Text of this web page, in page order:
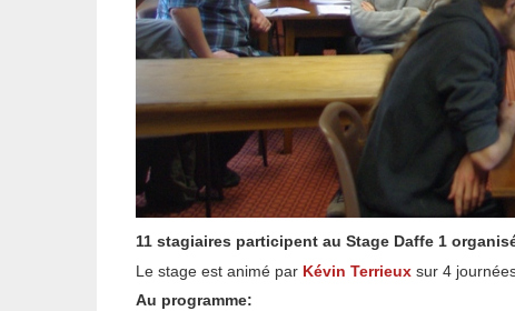
11 stagiaires participent au Stage Daffe 1
Le stage est animé par Kévin Terrieux sur 4
Au programme: